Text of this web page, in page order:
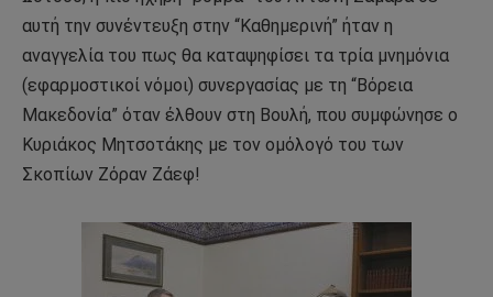
αυτή την συνέντευξη στην “Καθημερινή” ήταν η
αναγγελία του πως θα καταψηφίσει τα τρία μνημόνια
(εφαρμοστικοί νόμοι) συνεργασίας με τη “Βόρεια
Μακεδονία” όταν έλθουν στη Βουλή, που συμφώνησε ο
Κυριάκος Μητσοτάκης με τον ομόλογό του των
Σκοπίων Ζόραν Ζάεφ!